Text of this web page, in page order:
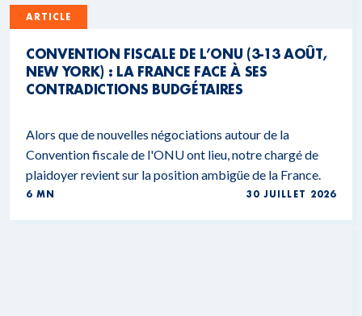
ARTICLE
CONVENTION FISCALE DE L’ONU (3-13 AOÛT,
NEW YORK) : LA FRANCE FACE À SES
CONTRADICTIONS BUDGÉTAIRES
Alors que de nouvelles négociations autour de la
Convention fiscale de l'ONU ont lieu, notre chargé de
plaidoyer revient sur la position ambigüe de la France.
6 MN 30 JUILLET 2026